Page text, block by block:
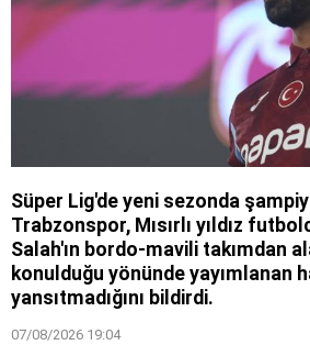
Süper Lig'de yeni sezonda
Trabzonspor, Mısırlı yıldız
Salah'ın bordo-mavili takımdan
konulduğu yönünde yayımlanan
yansıtmadığını bildirdi.
07/08/2026 19:04